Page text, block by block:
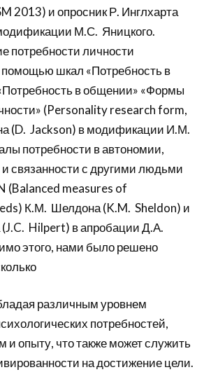
2013) и опросник Р. Инглхарта
М.С. Яницкого.
потребности личности
помощью шкал «Потребность в
в общении» «Формы
(Personality research form,
(D. Jackson) в модификации И.М.
потребности в автономии,
и связанности с другими людьми
(Balanced measures of
К.М. Шелдона (K.M. Sheldon) и
Hilpert) в апробации Д.А.
этого, нами было решено
различным уровнем
потребностей,
и опыту, что также может служить
на достижение цели.